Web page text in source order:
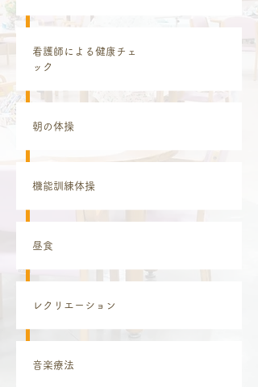
看護師による健康チェ
ック
朝の体操
機能訓練体操
昼食
レクリエーション
音楽療法